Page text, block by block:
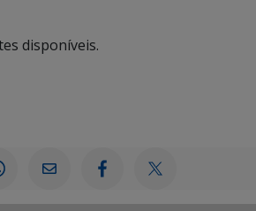
disponíveis.